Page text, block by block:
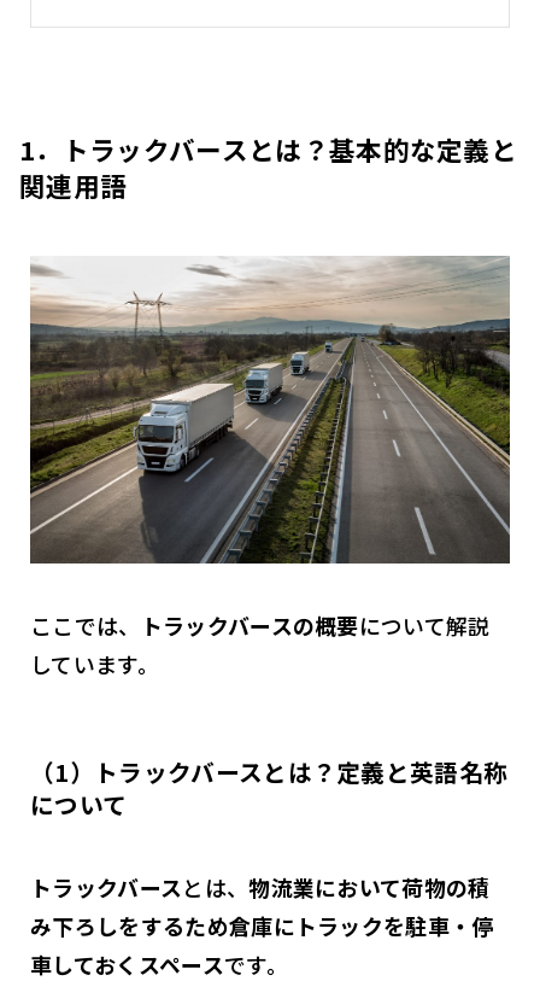
1．トラックバースとは？基本的な定義と
関連用語
ここでは、 トラックバースの概要について解説
しています。
（1）トラックバースとは？ 定義と英語名称
について
トラックバースとは、物流業において荷物の積
み下ろしをするため倉庫にトラックを駐車・停
車しておくスペースです。